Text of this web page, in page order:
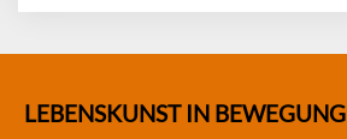
LEBENSKUNST IN BEWEGUNG